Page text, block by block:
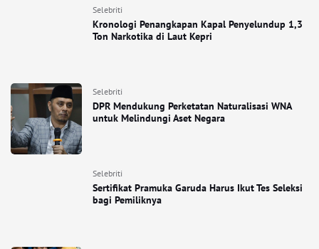
Selebriti
Kronologi Penangkapan Kapal Penyelundup 1,3
Ton Narkotika di Laut Kepri
Selebriti
DPR Mendukung Perketatan Naturalisasi WNA
untuk Melindungi Aset Negara
Selebriti
Sertifikat Pramuka Garuda Harus Ikut Tes Seleksi
bagi Pemiliknya